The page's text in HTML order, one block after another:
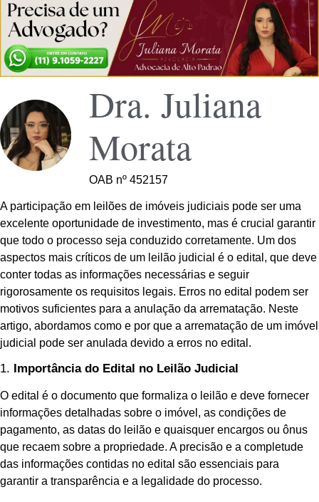
Dra. Juliana
Morata
OAB nº 452157
A participação em leilões de imóveis judiciais pode ser uma
excelente oportunidade de investimento, mas é crucial garantir
que todo o processo seja conduzido corretamente. Um dos
aspectos mais críticos de um leilão judicial é o edital, que deve
conter todas as informações necessárias e seguir
rigorosamente os requisitos legais. Erros no edital podem ser
motivos suficientes para a anulação da arrematação. Neste
artigo, abordamos como e por que a arrematação de um imóvel
judicial pode ser anulada devido a erros no edital.
1. Importância do Edital no Leilão Judicial
O edital é o documento que formaliza o leilão e deve fornecer
informações detalhadas sobre o imóvel, as condições de
pagamento, as datas do leilão e quaisquer encargos ou ônus
que recaem sobre a propriedade. A precisão e a completude
das informações contidas no edital são essenciais para
garantir a transparência e a legalidade do processo.